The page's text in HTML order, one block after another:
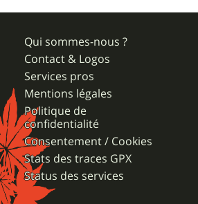
Qui sommes-nous ?
Contact & Logos
Services pros
Mentions légales
Politique de
confidentialité
Consentement / Cookies
Stats des traces GPX
Status des services